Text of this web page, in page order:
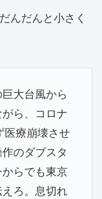
んだんと小さく
大台風から
ら、コロナ
医療崩壊させ
のダブスタ
らでも東京
ろ。息切れ